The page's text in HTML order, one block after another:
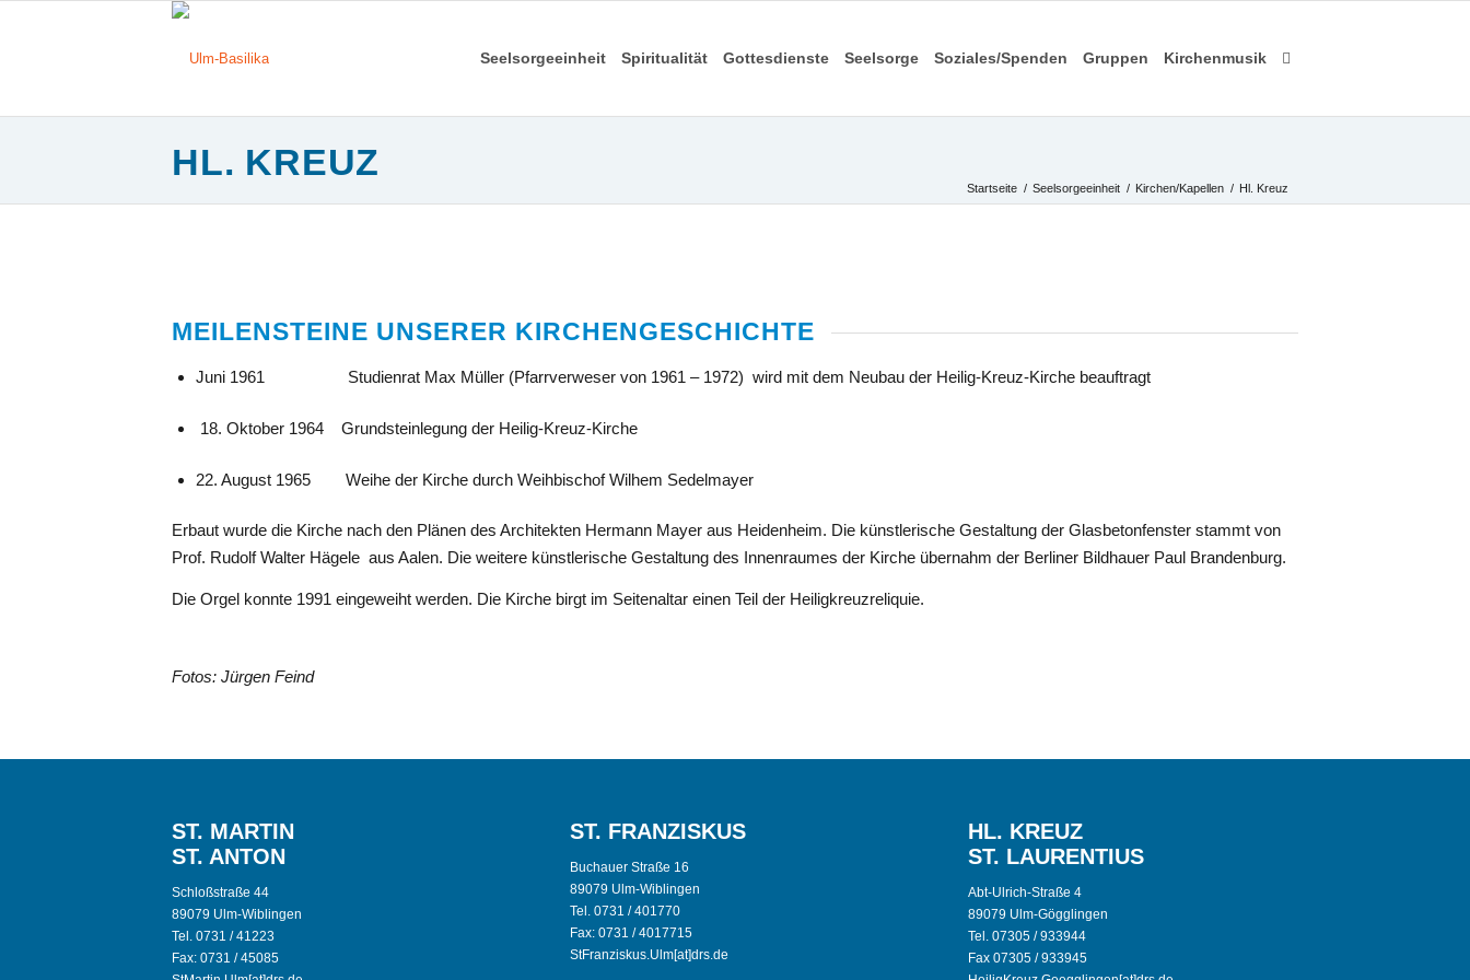
Seelsorgeeinheit Spiritualität Gottesdienste Seelsorge Soziales/Spenden Gruppen Kirchenmusik
HL. KREUZ
Startseite / Seelsorgeeinheit / Kirchen/Kapellen / Hl. Kreuz
MEILENSTEINE UNSERER KIRCHENGESCHICHTE
Juni 1961 Studienrat Max Müller (Pfarrverweser von 1961 – 1972) wird mit dem Neubau der Heilig-Kreuz-Kirche beauftragt
18. Oktober 1964 Grundsteinlegung der Heilig-Kreuz-Kirche
22. August 1965 Weihe der Kirche durch Weihbischof Wilhem Sedelmayer
Erbaut wurde die Kirche nach den Plänen des Architekten Hermann Mayer aus Heidenheim. Die künstlerische Gestaltung der Glasbetonfenster stammt von
Prof. Rudolf Walter Hägele aus Aalen. Die weitere künstlerische Gestaltung des Innenraumes der Kirche übernahm der Berliner Bildhauer Paul Brandenburg.
Die Orgel konnte 1991 eingeweiht werden. Die Kirche birgt im Seitenaltar einen Teil der Heiligkreuzreliquie.
Fotos: Jürgen Feind
ST. MARTIN
ST. ANTON
Schloßstraße 44
89079 Ulm-Wiblingen
Tel. 0731 / 41223
Fax: 0731 / 45085
ST. FRANZISKUS
Buchauer Straße 16
89079 Ulm-Wiblingen
Tel. 0731 / 401770
Fax: 0731 / 4017715
StFranziskus.Ulm[at]drs.de
HL. KREUZ
ST. LAURENTIUS
Abt-Ulrich-Straße 4
89079 Ulm-Gögglingen
Tel. 07305 / 933944
Fax 07305 / 933945